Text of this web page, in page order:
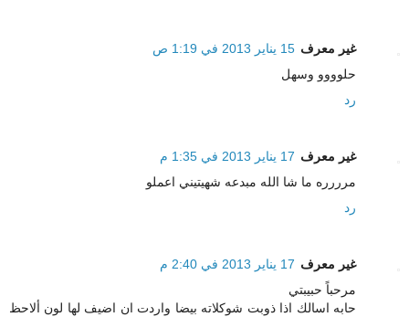
غير معرف 15 يناير 2013 في 1:19 ص
حلوووو وسهل
رد
غير معرف 17 يناير 2013 في 1:35 م
مرررره ما شا الله مبدعه شهيتيني اعملو
رد
غير معرف 17 يناير 2013 في 2:40 م
مرحباً حبيبتي
حابه اسالك اذا ذوبت شوكلاته بيضا واردت ان اضيف لها لون ألاحظ